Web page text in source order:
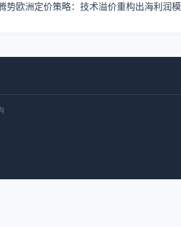
势欧洲定价策略：技术溢价重构出海利润